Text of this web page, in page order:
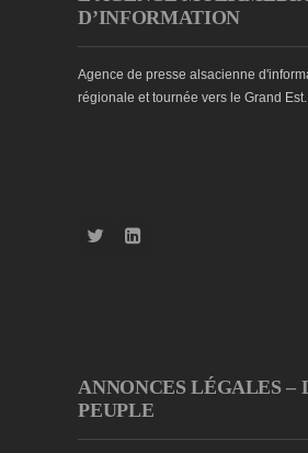
D’INFORMATION
Agence de presse alsacienne
régionale et tournée vers le Grand Est.
ANNONCES LÉGALES –
PEUPLE